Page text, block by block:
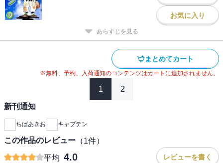
お気に入り
あらすじを見る
まとめてカート
※無料、予約、入荷通知のコンテンツはカートに追加されません。
1 2
新刊通知
ちばあきお キャプテン
この作品のレビュー （1件）
平均 4.0 レビューを書く